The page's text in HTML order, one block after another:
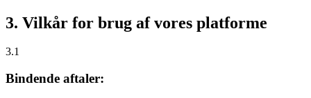
3. Vilkår for brug af vores platforme
3.1
Bindende aftaler: